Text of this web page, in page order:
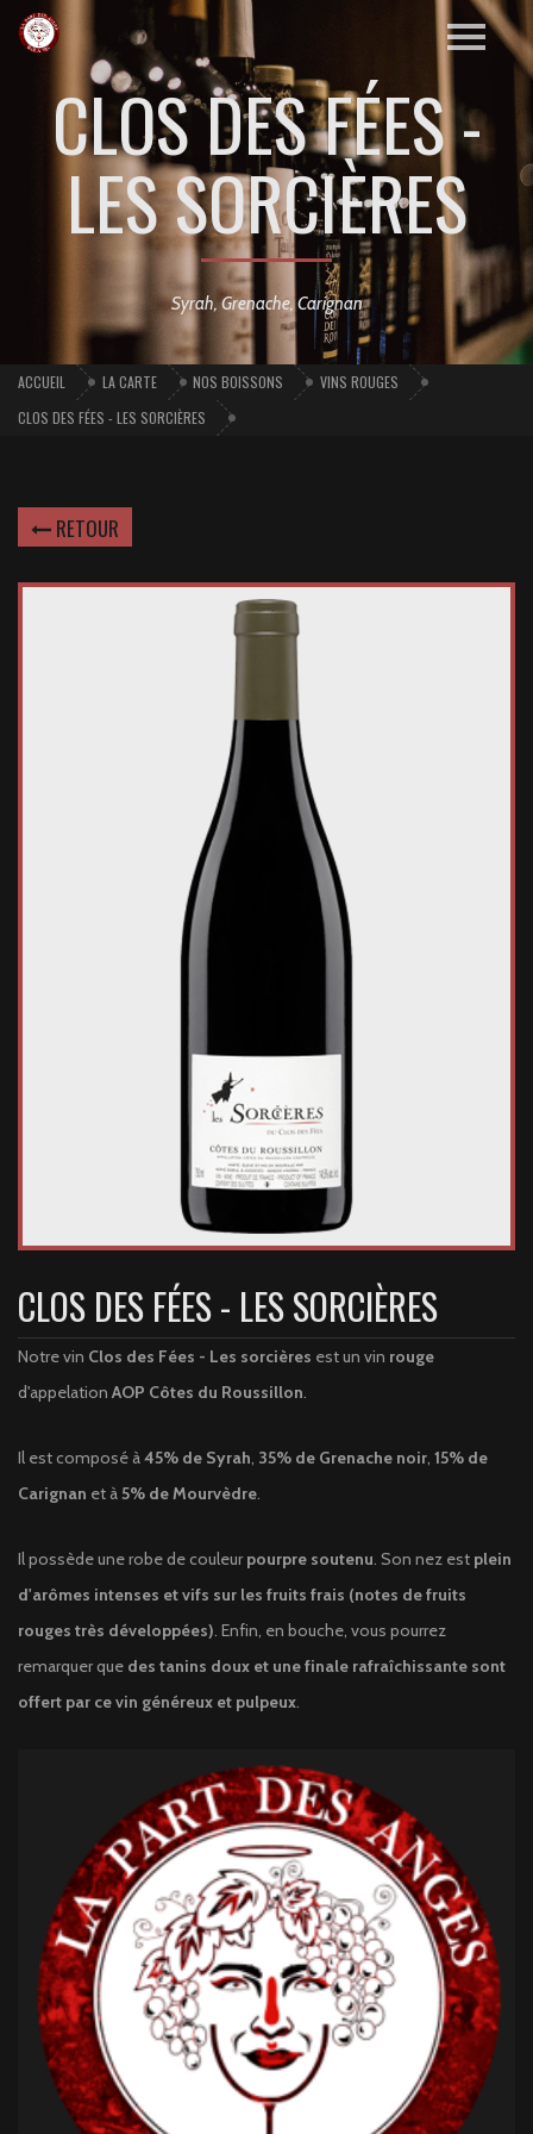
CLOS DES FÉES -
LES SORCIÈRES
Syrah, Grenache, Carignan
ACCUEIL LA CARTE NOS BOISSONS
VINS ROUGES
CLOS DES FÉES - LES SORCIÈRES
RETOUR
CLOS DES FÉES - LES SORCIÈRES
Notre vin Clos des Fées - Les sorcières est un vin rouge
d'appelation AOP Côtes du Roussillon.
Il est composé à45% de Syrah, 35% de Grenache noir, 15% de
Carignan et à 5% de Mourvèdre.
Il possède une robe de couleur pourpre soutenu. Son nez est plein
d'arômes intenses et vifs sur les fruits frais (notes de fruits
rouges très développées). Enfin, en bouche, vous pourrez
remarquer que des tanins doux et une finale rafraîchissante sont
offert par ce vin généreux et pulpeux.